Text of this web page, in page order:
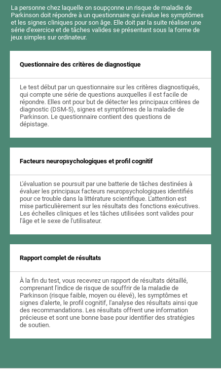
La personne chez laquelle on soupçonne un risque de maladie de
Parkinson doit répondre à un questionnaire qui évalue les symptômes
et les signes cliniques pour son âge. Elle doit par la suite réaliser une
série d'exercice et de tâches valides se présentant sous la forme de
jeux simples sur ordinateur.
Questionnaire des critères de diagnostique
Le test début par un questionnaire sur les critères diagnostiqués,
qui compte une série de questions auxquelles il est facile de
répondre. Elles ont pour but de détecter les principaux critères de
diagnostic (DSM-5), signes et symptômes de la maladie de
Parkinson. Le questionnaire contient des questions de
dépistage.
Facteurs neuropsychologiques et profil cognitif
L'évaluation se poursuit par une batterie de tâches destinées à
évaluer les principaux facteurs neuropsychologiques identifiés
pour ce trouble dans la littérature scientifique. L'attention est
mise particulièrement sur les résultats des fonctions exécutives.
Les échelles cliniques et les tâches utilisées sont valides pour
l'âge et le sexe de l'utilisateur.
Rapport complet de résultats
À la fin du test, vous recevrez un rapport de résultats détaillé,
comprenant l'indice de risque de souffrir de la maladie de
Parkinson (risque faible, moyen ou élevé), les symptômes et
signes d'alerte, le profil cognitif, l'analyse des résultats ainsi que
des recommandations. Les résultats offrent une information
précieuse et sont une bonne base pour identifier des stratégies
de soutien.